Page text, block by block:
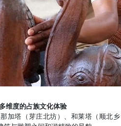
多维度的占族文化体验
加塔（芽庄北坊）、和莱塔（顺北